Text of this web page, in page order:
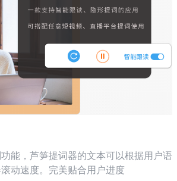
能，芦笋提词器的文本可以根据用户语
动速度。完美贴合用户进度